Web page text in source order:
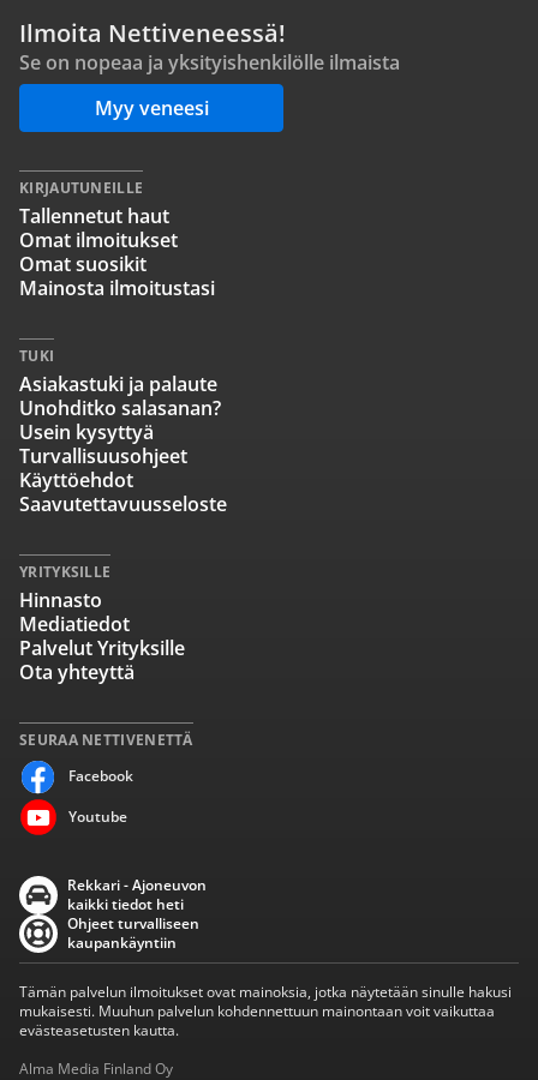
Ilmoita Nettiveneessä!
Se on nopeaa ja yksityishenkilölle ilmaista
Myy veneesi
SEURAA NETTIVENETTÄ
Facebook
Youtube
KIRJAUTUNEILLE
Tallennetut haut
Omat ilmoitukset
Omat suosikit
Mainosta ilmoitustasi
TUKI
Asiakastuki ja palaute
Unohditko salasanan?
Usein kysyttyä
Turvallisuusohjeet
Käyttöehdot
Saavutettavuusseloste
YRITYKSILLE
Hinnasto
Mediatiedot
Palvelut Yrityksille
Ota yhteyttä
Rekkari - Ajoneuvon
kaikki tiedot heti
Ohjeet turvalliseen
kaupankäyntiin
Tämän palvelun ilmoitukset ovat mainoksia, jotka näytetään sinulle hakusi
mukaisesti. Muuhun palvelun kohdennettuun mainontaan voit vaikuttaa
evästeasetusten kautta.
Alma Media Finland Oy